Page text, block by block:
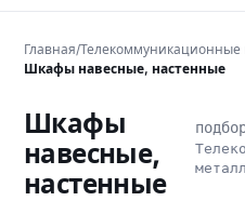
Главная/
Шкафы навесные, настенные
Шкафы
навесные,
настенные